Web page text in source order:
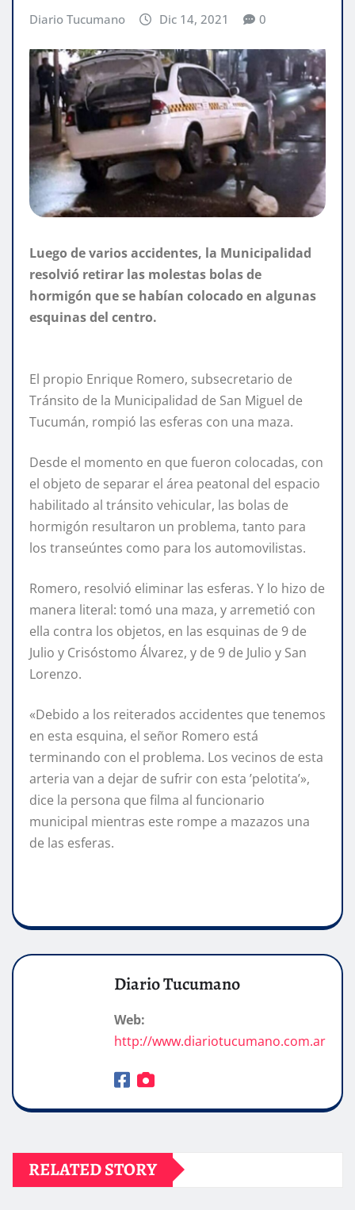
Diario Tucumano Dic 14, 2021 0
Luego de varios accidentes, la Municipalidad
resolvió retirar las molestas bolas de
hormigón que se habían colocado en algunas
esquinas del centro.
El propio Enrique Romero, subsecretario de
Tránsito de la Municipalidad de San Miguel de
Tucumán, rompió las esferas con una maza.
Desde el momento en que fueron colocadas, con
el objeto de separar el área peatonal del espacio
habilitado al tránsito vehicular, las bolas de
hormigón resultaron un problema, tanto para
los transeúntes como para los automovilistas.
Romero, resolvió eliminar las esferas. Y lo hizo de
manera literal: tomó una maza, y arremetió con
ella contra los objetos, en las esquinas de 9 de
Julio y Crisóstomo Álvarez, y de 9 de Julio y San
Lorenzo.
«Debido a los reiterados accidentes que tenemos
en esta esquina, el señor Romero está
terminando con el problema. Los vecinos de esta
arteria van a dejar de sufrir con esta ’pelotita’»,
dice la persona que filma al funcionario
municipal mientras este rompe a mazazos una
de las esferas.
Diario Tucumano
Web:
http://www.diariotucumano.com.ar
RELATED STORY